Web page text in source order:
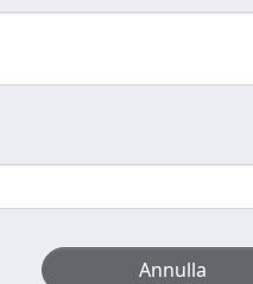
Annulla